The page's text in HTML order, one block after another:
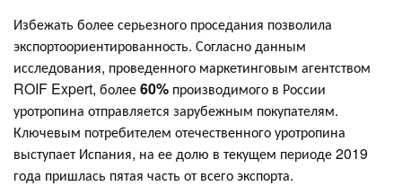
Избежать более серьезного проседания позволила
экспортоориентированность. Согласно данным
исследования, проведенного маркетинговым агентством
ROIF Expert, более60% производимого в России
уротропина отправляется зарубежным покупателям.
Ключевым потребителем отечественного уротропина
выступает Испания, на ее долю в текущем периоде 2019
года пришлась пятая часть от всего экспорта.